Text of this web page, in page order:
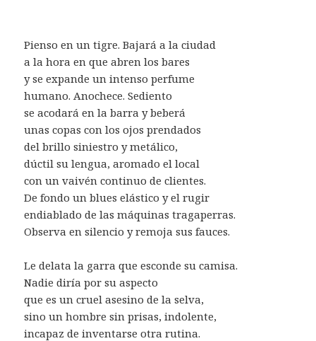
Pienso en un tigre. Bajará a la ciudad
a la hora en que abren los bares
y se expande un intenso perfume
humano. Anochece. Sediento
se acodará en la barra y beberá
unas copas con los ojos prendados
del brillo siniestro y metálico,
dúctil su lengua, aromado el local
con un vaivén continuo de clientes.
De fondo un blues elástico y el rugir
endiablado de las máquinas tragaperras.
Observa en silencio y remoja sus fauces.
Le delata la garra que esconde su camisa.
Nadie diría por su aspecto
que es un cruel asesino de la selva,
sino un hombre sin prisas, indolente,
incapaz de inventarse otra rutina.